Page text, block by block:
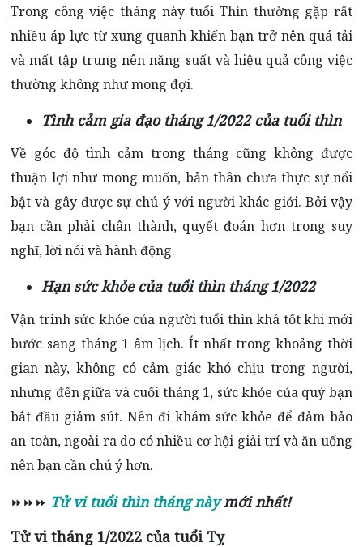
Trong công việc tháng này tuổi Thìn thường gặp rất
nhiều áp lực từ xung quanh khiến bạn trở nên quá tải
và mất tập trung nên năng suất và hiệu quả công việc
thường không như mong đợi.
Tình cảm gia đạo tháng 1/2022 của tuổi thìn
Về góc độ tình cảm trong tháng cũng không được
thuận lợi như mong muốn, bản thân chưa thực sự nổi
bật và gây được sự chú ý với người khác giới. Bởi vậy
bạn cần phải chân thành, quyết đoán hơn trong suy
nghĩ, lời nói và hành động.
Hạn sức khỏe của tuổi thìn tháng 1/2022
Vận trình sức khỏe của người tuổi thìn khá tốt khi mới
bước sang tháng 1 âm lịch. Ít nhất trong khoảng thời
gian này, không có cảm giác khó chịu trong người,
nhưng đến giữa và cuối tháng 1, sức khỏe của quý bạn
bắt đầu giảm sút. Nên đi khám sức khỏe để đảm bảo
an toàn, ngoài ra do có nhiều cơ hội giải trí và ăn uống
nên bạn cần chú ý hơn.
⏩⏩⏩ Tử vi tuổi thìn tháng nàymới nhất!
Tử vi tháng 1/2022 của tuổi Tỵ